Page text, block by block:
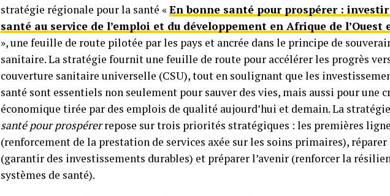
stratégie régionale pour la santé «En bonne santé pour prospérer :
santé au service de l’emploi et du développement en Afrique de l’Ouest
», une feuille de route pilotée par les pays et ancrée dans le principe de
sanitaire. La stratégie fournit une feuille de route pour accélérer les progrès
couverture sanitaire universelle (CSU), tout en soulignant que les
santé sont essentiels non seulement pour sauver des vies, mais aussi pour une
économique tirée par des emplois de qualité aujourd’hui et demain. La stratégie
santé pour prospérerrepose sur trois priorités stratégiques : les premières
(renforcement de la prestation de services axée sur les soins primaires), réparer
(garantir des investissements durables) et préparer l’avenir (renforcer la
systèmes de santé).